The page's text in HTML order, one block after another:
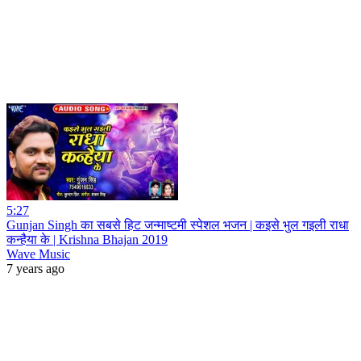
5:27
Gunjan Singh का सबसे हिट जन्माष्टमी स्पेशल भजन | कइसे भुल गइली राधा
कन्हैया के | Krishna Bhajan 2019
Wave Music
7 years ago